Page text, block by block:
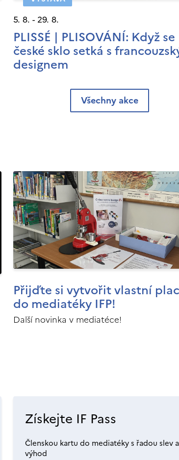
5. 8. - 29. 8.
PLISSÉ | PLISOVÁNÍ: Když se
české sklo setká s
designem
Všechny akce
Přijďte si vytvořit vlastní
do mediatéky IFP!
Další novinka v mediatéce!
Získejte IF Pass
Členskou kartu do mediatéky s řadou slev a
výhod